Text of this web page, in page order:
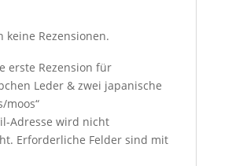
keine Rezensionen.
erste Rezension für
Leder & zwei japanische
moos“
Adresse wird nicht
Erforderliche Felder sind mit